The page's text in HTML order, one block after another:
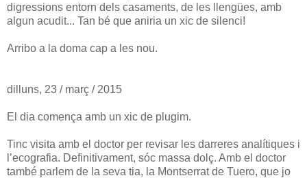
digressions entorn dels casaments, de les llengües, amb
algun acudit... Tan bé que aniria un xic de silenci!
Arribo a la doma cap a les nou.
dilluns, 23 / març / 2015
El dia comença amb un xic de plugim.
Tinc visita amb el doctor per revisar les darreres analítiques i
l’ecografia. Definitivament, sóc massa dolç. Amb el doctor
també parlem de la seva tia, la Montserrat de Tuero, que jo